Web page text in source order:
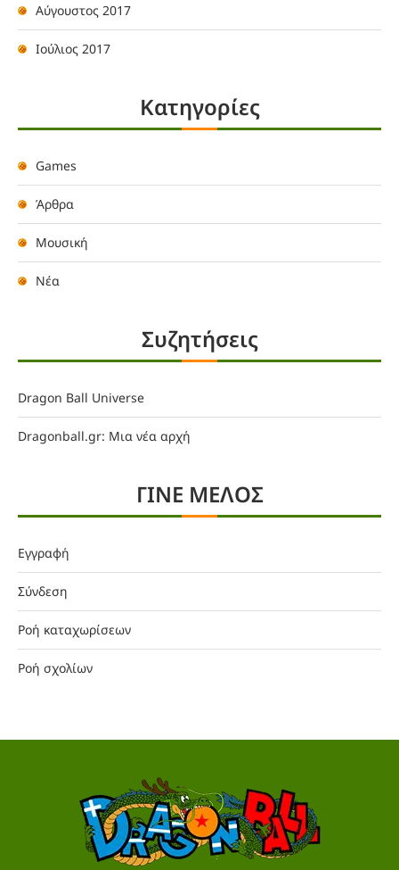
Αύγουστος 2017
Ιούλιος 2017
Kατηγορίες
Games
Άρθρα
Μουσική
Νέα
Συζητήσεις
Dragon Ball Universe
Dragonball.gr: Μια νέα αρχή
ΓΙΝΕ ΜΕΛΟΣ
Εγγραφή
Σύνδεση
Ροή καταχωρίσεων
Ροή σχολίων